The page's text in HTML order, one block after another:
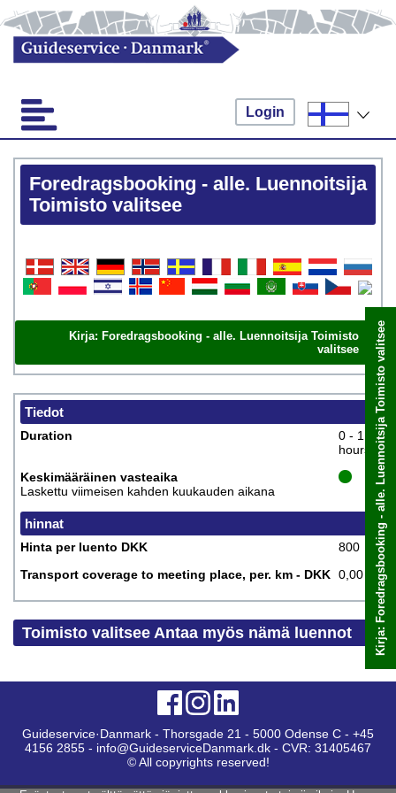
Login
Kirja: Foredragsbooking - alle. Luennoitsija Toimisto valitsee
Kirja: Foredragsbooking - alle. Luennoitsija Toimisto
valitsee
Foredragsbooking - alle. Luennoitsija
Toimisto valitsee
Tiedot
Duration
0 - 1
hours
Keskimääräinen vasteaika
Laskettu viimeisen kahden kuukauden aikana
hinnat
Hinta per luento DKK
800
Transport coverage to meeting place, per. km - DKK 0,00
Toimisto valitsee Antaa myös nämä luennot
Varaa nyt
Guideservice·Danmark - Thorsgade 21 - 5000 Odense C - +45
4156 2855 - info@GuideserviceDanmark.dk - CVR: 31405467
© All copyrights reserved!